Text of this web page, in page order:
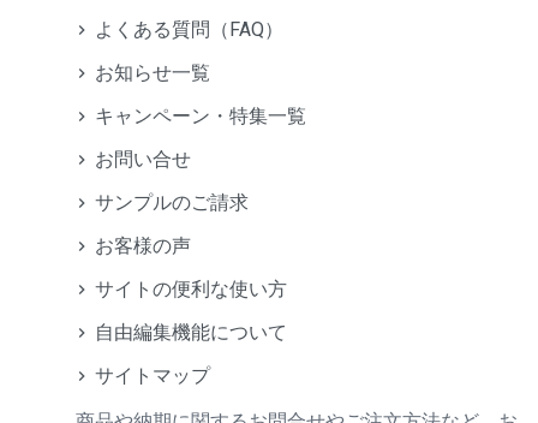
よくある質問（FAQ）
お知らせ一覧
キャンペーン・特集一覧
お問い合せ
サンプルのご請求
お客様の声
サイトの便利な使い方
自由編集機能について
サイトマップ